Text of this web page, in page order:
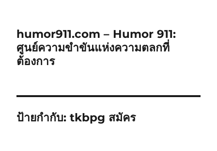
humor911.com – Humor 911:
ศูนย์ความขำขันแห่งความตลกที่
ต้องการ
ป้ายกำกับ:tkbpg สมัคร